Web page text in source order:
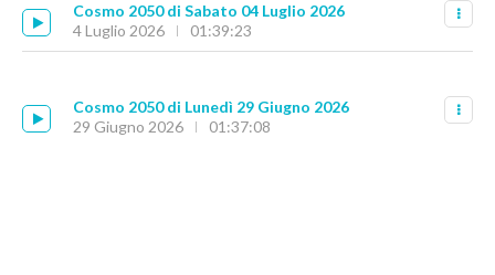
Cosmo 2050 di Sabato 04 Luglio 2026
4 Luglio 2026
01:39:23
Cosmo 2050 di Lunedì 29 Giugno 2026
29 Giugno 2026
01:37:08